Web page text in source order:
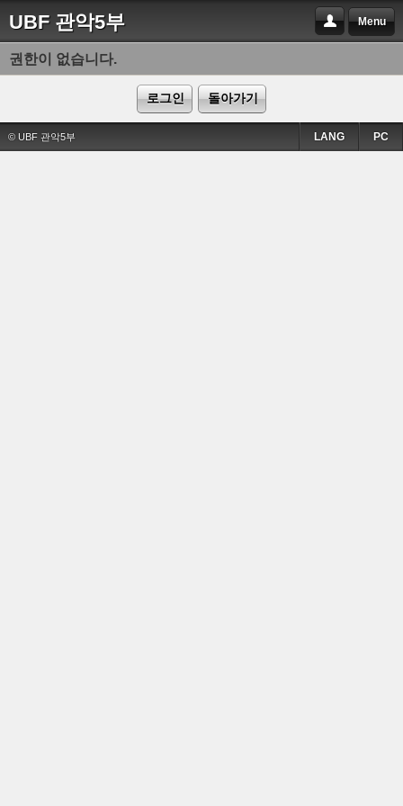
UBF 관악5부 Menu
권한이 없습니다.
로그인 돌아가기
© UBF 관악5부 PC
LANG